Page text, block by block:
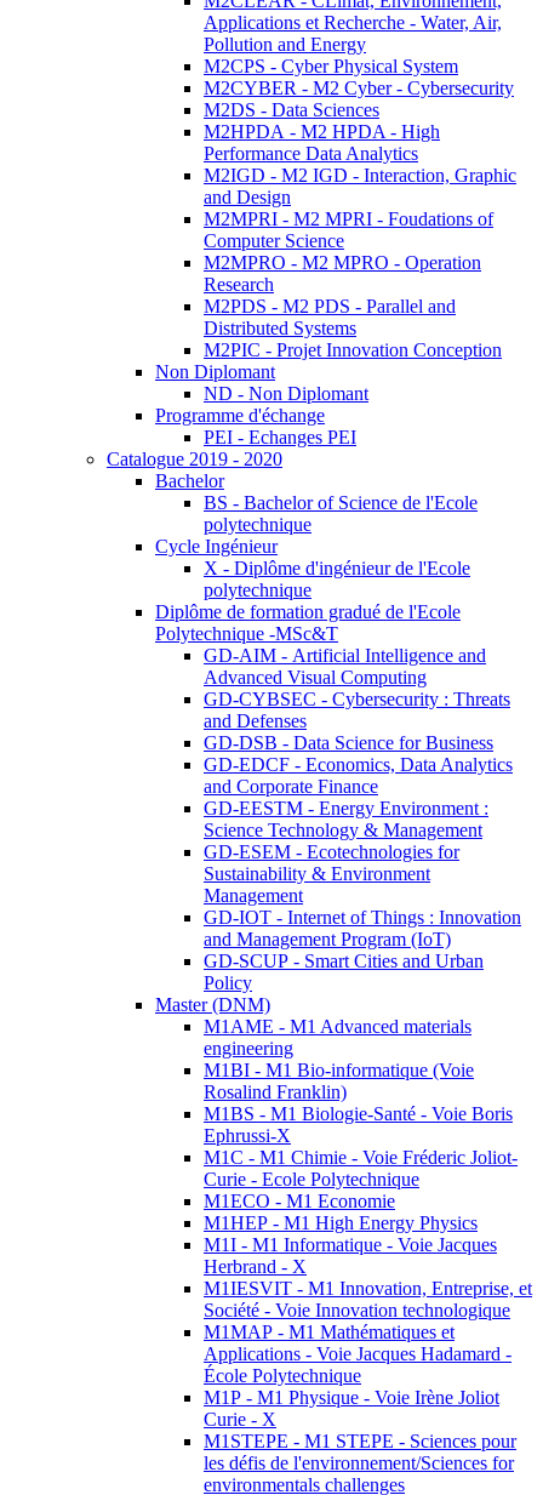
Applications et Recherche - Water, Air,
Pollution and Energy
M2CPS - Cyber Physical System
M2CYBER - M2 Cyber - Cybersecurity
M2DS - Data Sciences
M2HPDA - M2 HPDA - High
Performance Data Analytics
M2IGD - M2 IGD - Interaction, Graphic
and Design
M2MPRI - M2 MPRI - Foudations of
Computer Science
M2MPRO - M2 MPRO - Operation
Research
M2PDS - M2 PDS - Parallel and
Distributed Systems
M2PIC - Projet Innovation Conception
Non Diplomant
ND - Non Diplomant
Programme d'échange
PEI - Echanges PEI
Catalogue 2019 - 2020
Bachelor
BS - Bachelor of Science de l'Ecole
polytechnique
Cycle Ingénieur
X - Diplôme d'ingénieur de l'Ecole
polytechnique
Diplôme de formation gradué de l'Ecole
Polytechnique -MSc&T
GD-AIM - Artificial Intelligence and
Advanced Visual Computing
GD-CYBSEC - Cybersecurity : Threats
and Defenses
GD-DSB - Data Science for Business
GD-EDCF - Economics, Data Analytics
and Corporate Finance
GD-EESTM - Energy Environment :
Science Technology & Management
GD-ESEM - Ecotechnologies for
Sustainability & Environment
Management
GD-IOT - Internet of Things : Innovation
and Management Program (IoT)
GD-SCUP - Smart Cities and Urban
Policy
Master (DNM)
M1AME - M1 Advanced materials
engineering
M1BI - M1 Bio-informatique (Voie
Rosalind Franklin)
M1BS - M1 Biologie-Santé - Voie Boris
Ephrussi-X
M1C - M1 Chimie - Voie Fréderic Joliot-
Curie - Ecole Polytechnique
M1ECO - M1 Economie
M1HEP - M1 High Energy Physics
M1I - M1 Informatique - Voie Jacques
Herbrand - X
M1IESVIT - M1 Innovation, Entreprise, et
Société - Voie Innovation technologique
M1MAP - M1 Mathématiques et
Applications - Voie Jacques Hadamard -
École Polytechnique
M1P - M1 Physique - Voie Irène Joliot
Curie - X
M1STEPE - M1 STEPE - Sciences pour
les défis de l'environnement/Sciences for
environmentals challenges